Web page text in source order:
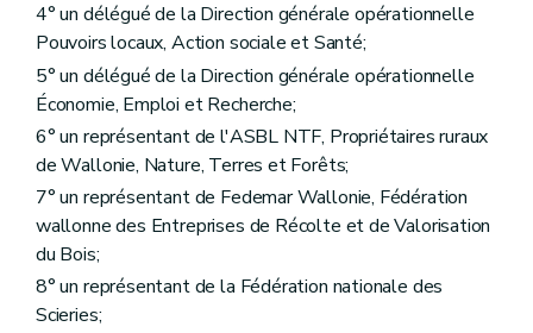
4° un délégué de la Direction générale opérationnelle
Pouvoirs locaux, Action sociale et Santé;
5° un délégué de la Direction générale opérationnelle
Économie, Emploi et Recherche;
6° un représentant de l'ASBL NTF, Propriétaires ruraux
de Wallonie, Nature, Terres et Forêts;
7° un représentant de Fedemar Wallonie, Fédération
wallonne des Entreprises de Récolte et de Valorisation
du Bois;
8° un représentant de la Fédération nationale des
Scieries;